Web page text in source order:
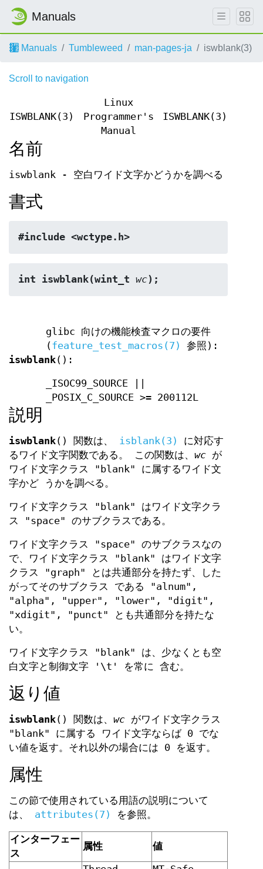
Manuals
Manuals Tumbleweed man-pages-ja iswblank(3)
Scroll to navigation
ISWBLANK(3)
Linux
Programmer's
Manual
ISWBLANK(3)
名前
iswblank - 空白ワイド文字かどうかを調べる
書式
#include <wctype.h>
int iswblank(wint_t wc);
glibc 向けの機能検査マクロの要件
(feature_test_macros(7)
参照):
iswblank():
_ISOC99_SOURCE ||
_POSIX_C_SOURCE >= 200112L
説明
iswblank() 関数は、 isblank(3)
に対応す
るワイド文字関数である。 この関数は、 wc が
ワイド文字クラス "blank" に属するワイド文
字かど うかを調べる。
ワイド文字クラス "blank" はワイド文字クラ
ス "space" のサブクラスである。
ワイド文字クラス "space" のサブクラスなの
で、ワイド文字クラス "blank" はワイド文字
クラス "graph" とは共通部分を持たず、した
がってそのサブクラス である "alnum",
"alpha", "upper", "lower", "digit",
"xdigit", "punct" とも共通部分を持たな
い。
ワイド文字クラス "blank" は、少なくとも空
白文字と制御文字 '\t' を常に 含む。
返り値
iswblank() 関数は、 wc がワイド文字クラス
"blank" に属する ワイド文字ならば 0 でな
い値を返す。それ以外の場合には 0 を返す。
属性
この節で使用されている用語の説明について
は、 attributes(7) を参照。
インターフェー
ス
属性 値